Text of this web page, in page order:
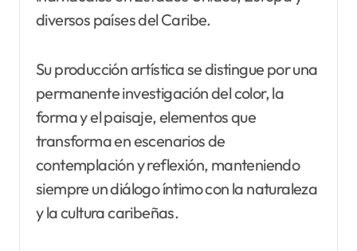
diversos países del Caribe.
Su producción artística se distingue por una
permanente investigación del color, la
forma y el paisaje, elementos que
transforma en escenarios de
contemplación y reflexión, manteniendo
siempre un diálogo íntimo con la naturaleza
y la cultura caribeñas.